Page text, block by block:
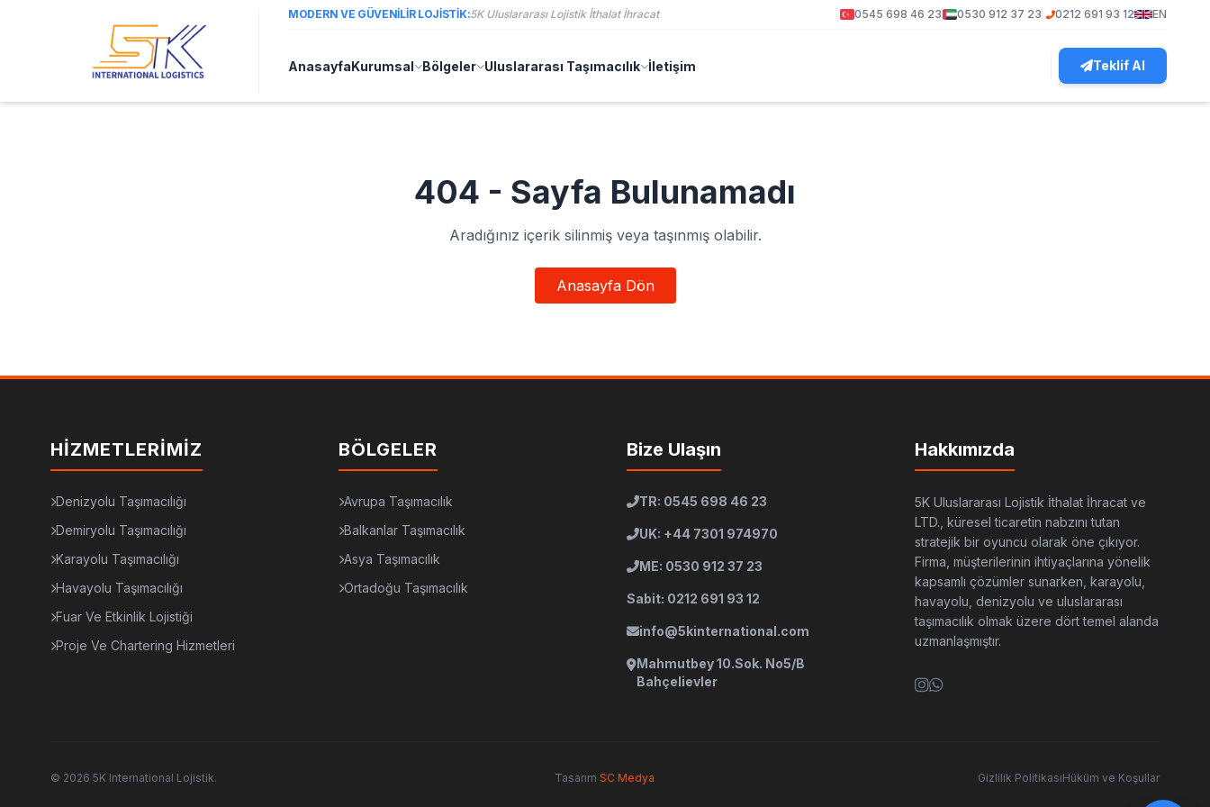
MODERN VE GÜVENILIR LOJISTIK:5K Uluslararası Lojistik İthalat İhracat 0545 698 46 23 0530 912 37 23 0212 691 93 12 EN
AnasayfaKurumsal Bölgeler Uluslararası Taşımacılık İletişim Teklif Al
404 - Sayfa Bulunamadı
Aradığınız içerik silinmiş veya taşınmış olabilir.
Anasayfa Dön
HIZMETLERIMIZ
Denizyolu Taşımacılığı
Demiryolu Taşımacılığı
Karayolu Taşımacılığı
Havayolu Taşımacılığı
Fuar Ve Etkinlik Lojistiği
Proje Ve Chartering Hizmetleri
BÖLGELER
Avrupa Taşımacılık
Balkanlar Taşımacılık
Asya Taşımacılık
Ortadoğu Taşımacılık
Bize Ulaşın
TR: 0545 698 46 23
UK: +44 7301 974970
ME: 0530 912 37 23
Sabit: 0212 691 93 12
info@5kinternational.com
Mahmutbey 10.Sok. No5/B
Bahçelievler
Hakkımızda
5K Uluslararası Lojistik İthalat İhracat ve
LTD., küresel ticaretin nabzını tutan
stratejik bir oyuncu olarak öne çıkıyor.
Firma, müşterilerinin ihtiyaçlarına yönelik
kapsamlı çözümler sunarken, karayolu,
havayolu, denizyolu ve uluslararası
taşımacılık olmak üzere dört temel alanda
uzmanlaşmıştır.
© 2026 5K International Lojistik. Tasarım SC Medya Gizlilik PolitikasıHüküm ve Koşullar